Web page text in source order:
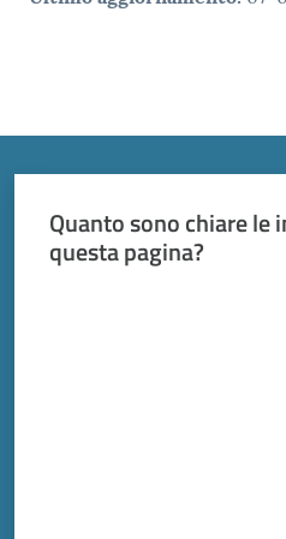
Quanto sono chiare le
questa pagina?